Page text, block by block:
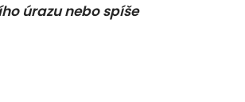
úrazu nebo spíše